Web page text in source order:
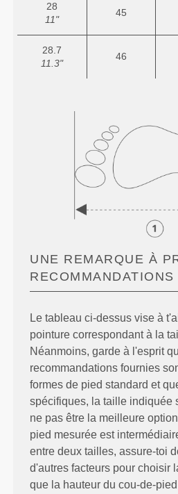
28
11"
45
28.7
11.3"
46
UNE REMARQUE À
Le tableau ci-dessus vise à
pointure correspondant à la
Néanmoins, garde à l'esprit
recommandations fournies
formes de pied standard et
spécifiques, la taille indiquée
ne pas être la meilleure
pied mesurée est
entre deux tailles, assure-toi
d'autres facteurs pour choisir
que la hauteur du cou-de-